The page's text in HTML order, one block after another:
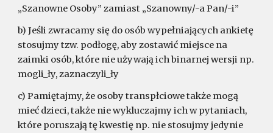
„Szanowne Osoby” zamiast „Szanowny/-a Pan/-i”
b) Jeśli zwracamy się do osób wypełniających ankietę
stosujmy tzw. podłogę, aby zostawić miejsce na
zaimki osób, które nie używają ich binarnej wersji np.
mogli_ły, zaznaczyli_ły
c) Pamiętajmy, że osoby transpłciowe także mogą
mieć dzieci, także nie wykluczajmy ich w pytaniach,
które poruszają tę kwestię np. nie stosujmy jedynie